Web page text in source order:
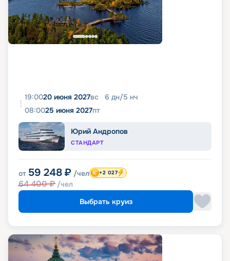
19:0020 июня 2027вс 6 дн/5 нч
08:0025 июня 2027пт
Юрий Андропов
СТАНДАРТ
от 59 248 ₽ /чел
64 400₽ /чел
+2 027
Выбрать круиз